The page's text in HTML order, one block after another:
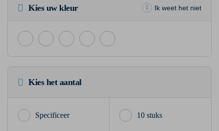
Kies uw kleur Ik weet het niet
Kies het aantal
10 stuks